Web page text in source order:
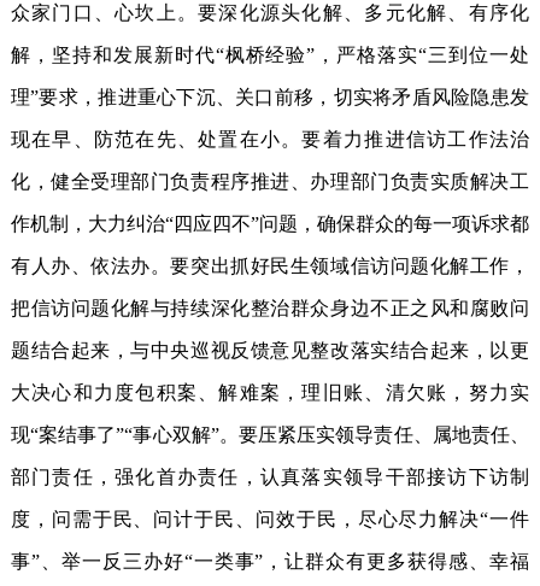
众家门口、心坎上。要深化源头化解、多元化解、有序化
解，坚持和发展新时代“枫桥经验”，严格落实“三到位一处
理”要求，推进重心下沉、关口前移，切实将矛盾风险隐患发
现在早、防范在先、处置在小。要着力推进信访工作法治
化，健全受理部门负责程序推进、办理部门负责实质解决工
作机制，大力纠治“四应四不”问题，确保群众的每一项诉求都
有人办、依法办。要突出抓好民生领域信访问题化解工作，
把信访问题化解与持续深化整治群众身边不正之风和腐败问
题结合起来，与中央巡视反馈意见整改落实结合起来，以更
大决心和力度包积案、解难案，理旧账、清欠账，努力实
现“案结事了”“事心双解”。要压紧压实领导责任、属地责任、
部门责任，强化首办责任，认真落实领导干部接访下访制
度，问需于民、问计于民、问效于民，尽心尽力解决“一件
事”、举一反三办好“一类事”，让群众有更多获得感、幸福